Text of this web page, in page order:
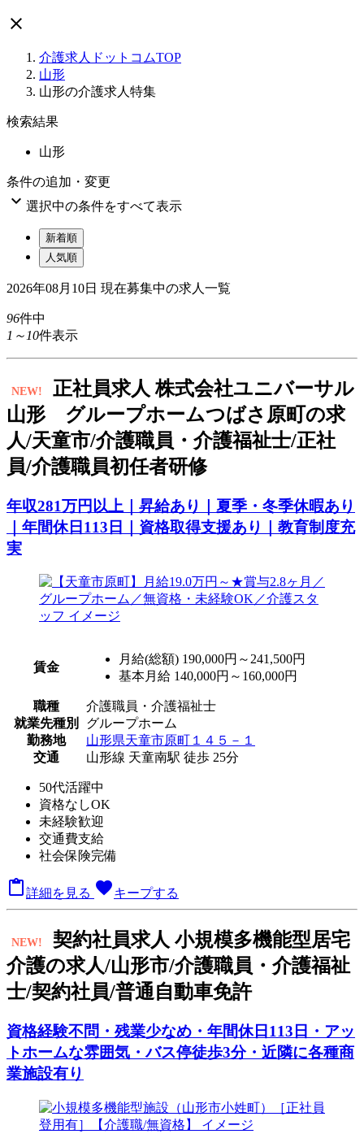

介護求人ドットコムTOP
山形
山形の介護求人特集
検索結果
山形
条件の追加・変更
 選択中の条件をすべて表示
新着順
人気順
2026年08月10日 現在募集中の求人一覧
96件中
1～10件表示
NEW! 正社員求人 株式会社ユニバーサル
山形 グループホームつばさ原町の求
人/天童市/介護職員・介護福祉士/正社
員/介護職員初任者研修
年収281万円以上｜昇給あり｜夏季・冬季休暇あり
｜年間休日113日｜資格取得支援あり｜教育制度充
実
賃金
月給(総額) 190,000円～241,500円
基本月給 140,000円～160,000円
職種
介護職員・介護福祉士
就業先種別
グループホーム
勤務地
山形県天童市原町１４５－１
交通
山形線 天童南駅 徒歩 25分
50代活躍中
資格なしOK
未経験歓迎
交通費支給
社会保険完備
 詳細を見る favoriteキープする
NEW! 契約社員求人 小規模多機能型居宅
介護の求人/山形市/介護職員・介護福祉
士/契約社員/普通自動車免許
資格経験不問・残業少なめ・年間休日113日・アッ
トホームな雰囲気・バス停徒歩3分・近隣に各種商
業施設有り